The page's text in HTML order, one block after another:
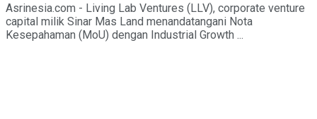
Asrinesia.com - Living Lab Ventures (LLV), corporate venture
capital milik Sinar Mas Land menandatangani Nota
Kesepahaman (MoU) dengan Industrial Growth ...